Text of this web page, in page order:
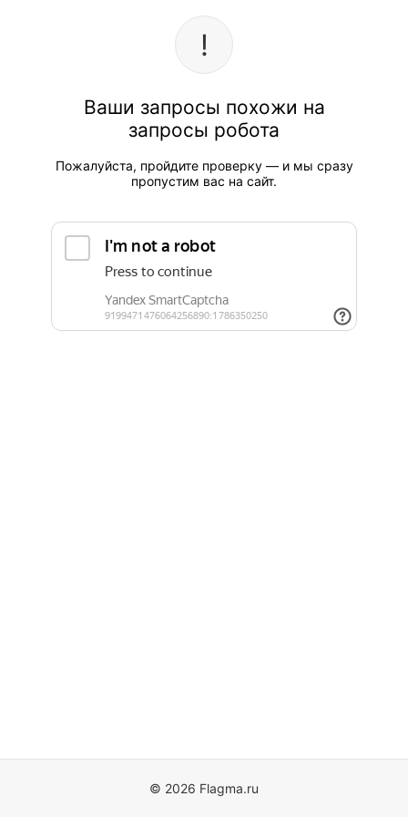
Ваши запросы похожи на
запросы робота
Пожалуйста, пройдите проверку — и мы сразу
пропустим вас на сайт.
© 2026 Flagma.ru